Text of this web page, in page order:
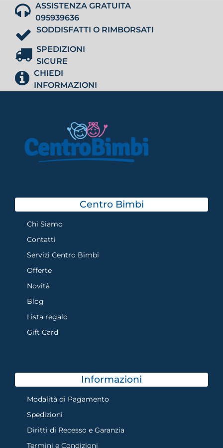
ASSISTENZA GRATUITA
095939636
SODDISFATTI O RIMBORSATI
SPEDIZIONI
SICURE
CHIEDI
INFORMAZIONI
Centro Bimbi
Chi Siamo
Contatti
Servizi Centro Bimbi
Offerte
Novità
Blog
Lista regalo
Gift Card
Informazioni
Modalità di Pagamento
Spedizioni
Diritti di Recesso e Garanzia
Termini e Condizioni